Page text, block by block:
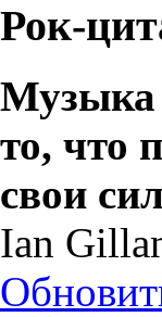
Рок-
Музыка
то, что
свои
Ian